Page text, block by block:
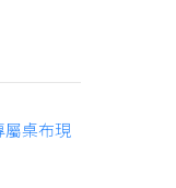
屬桌布現